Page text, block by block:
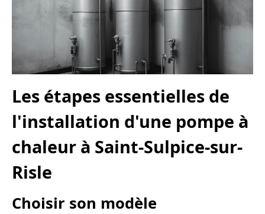
Les étapes essentielles de
l'installation d'une pompe à
chaleur à Saint-Sulpice-sur-
Risle
Choisir son modèle